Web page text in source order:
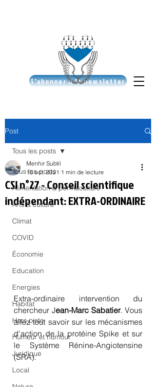
S'abonner à la newsletter
Post
Tous les posts
Alimentation & permaculture
Arts & culture
Climat
COVID
Économie
Education
Energies
Habitat
Hors piste
Humeur et humour
Juridique
Local
Tous les posts
CSI n°27 - Conseil scientifique
indépendant: EXTRA-ORDINAIRE
Menhir Subtil
15 oct. 2021 1 min de lecture
Extra-ordinaire intervention du
chercheur Jean-Marc Sabatier. Vous
allez tout savoir sur les mécanismes
d'action de la protéine Spike et sur
le Système Rénine-Angiotensine
(SRA).